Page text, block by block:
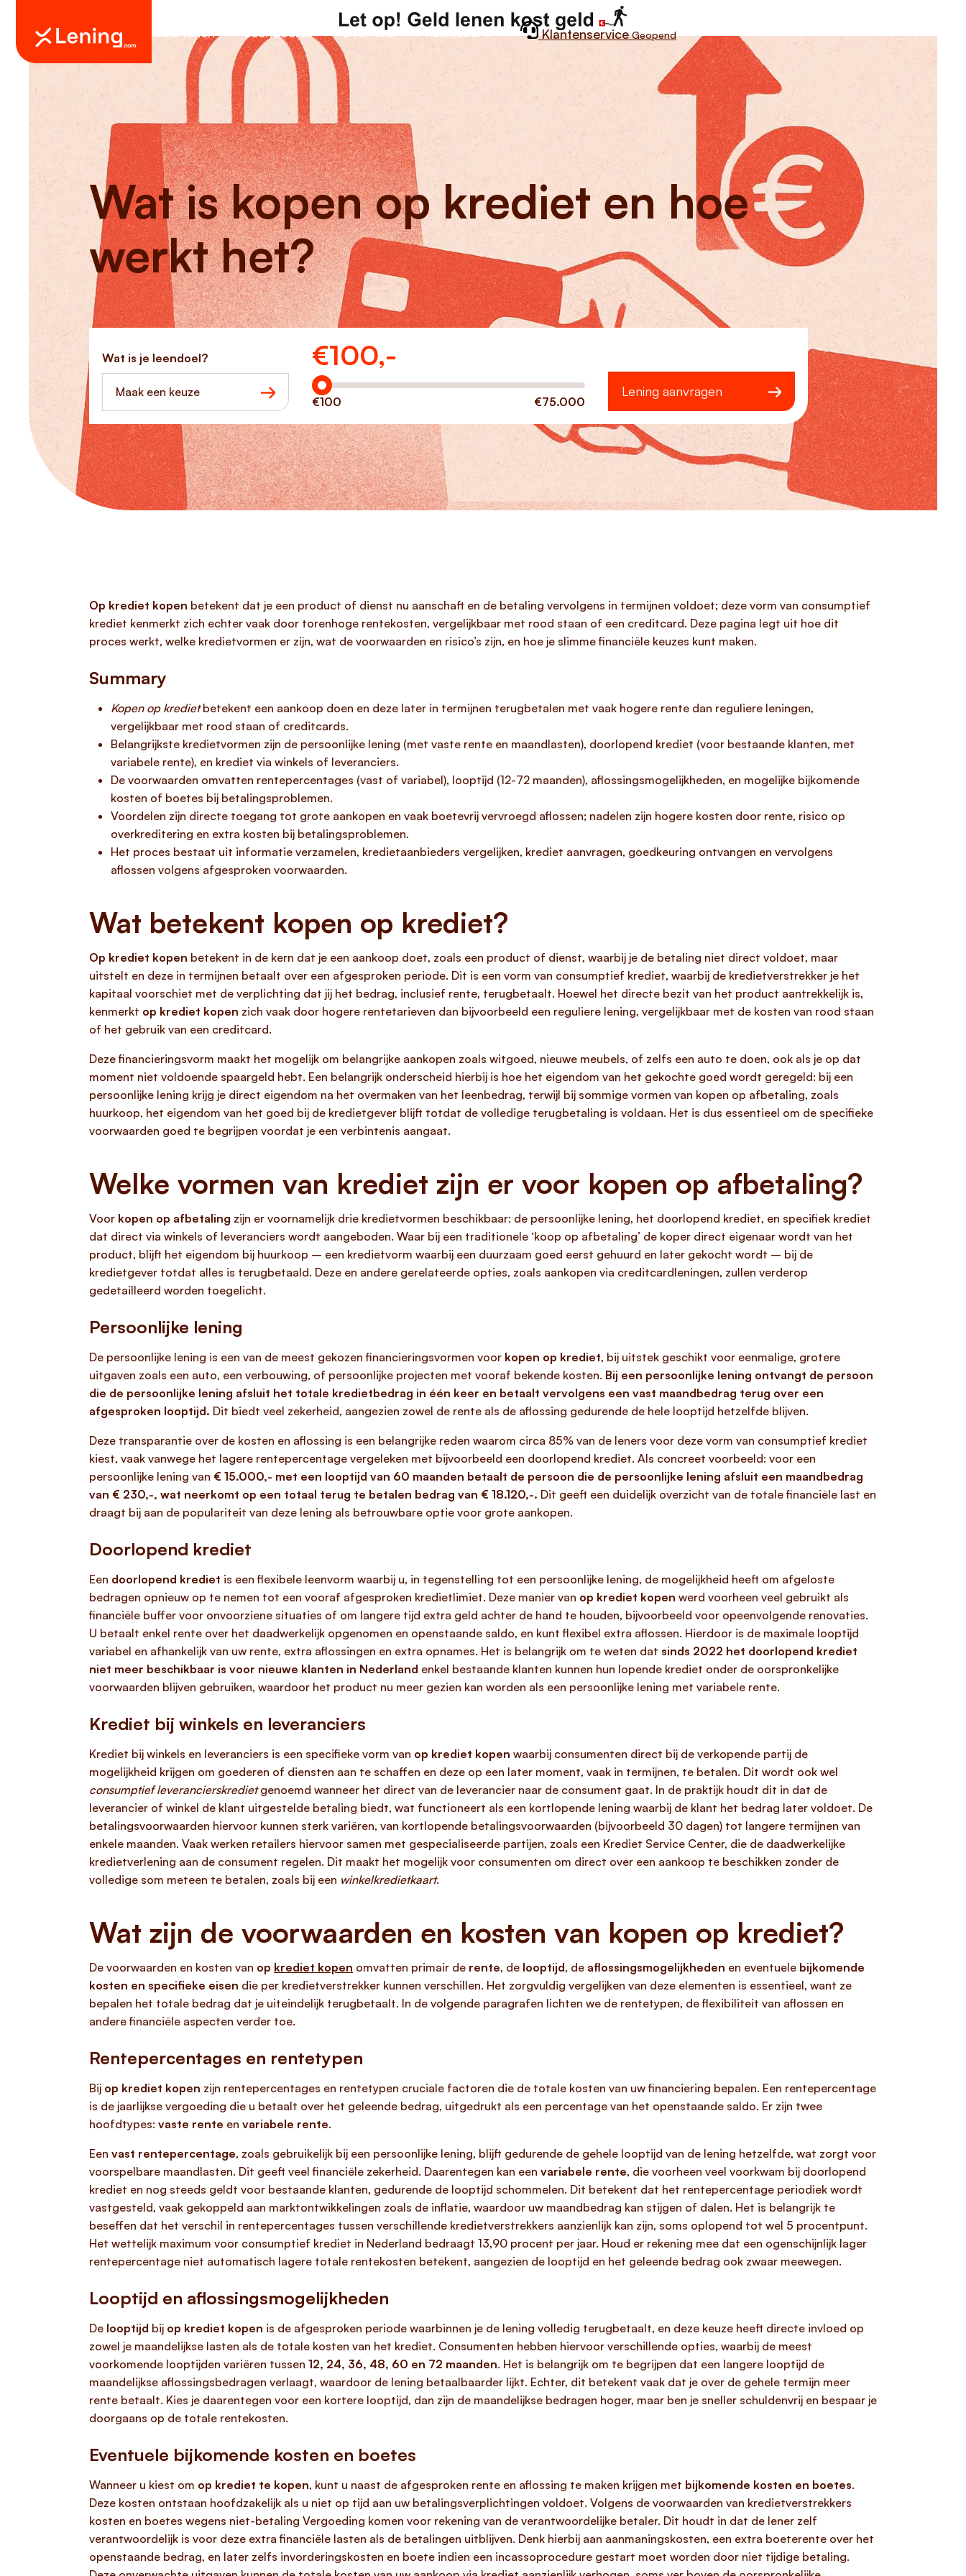
Geld lenen Leendoelen Over ons Kennisbank Klantenservice Geopend
Wat is kopen op krediet en hoe
werkt het?
Wat is je leendoel?
Maak een keuze
€100,-
Hoeveel wilt u lenen?
€100 €75.000
Lening aanvragen
Op krediet kopen betekent dat je een product of dienst nu aanschaft en de betaling vervolgens in termijnen voldoet; deze vorm van consumptief
krediet kenmerkt zich echter vaak door torenhoge rentekosten, vergelijkbaar met rood staan of een creditcard. Deze pagina legt uit hoe dit
proces werkt, welke kredietvormen er zijn, wat de voorwaarden en risico’s zijn, en hoe je slimme financiële keuzes kunt maken.
Summary
Kopen op kredietbetekent een aankoop doen en deze later in termijnen terugbetalen met vaak hogere rente dan reguliere leningen,
vergelijkbaar met rood staan of creditcards.
Belangrijkste kredietvormen zijn de persoonlijke lening (met vaste rente en maandlasten), doorlopend krediet (voor bestaande klanten, met
variabele rente), en krediet via winkels of leveranciers.
De voorwaarden omvatten rentepercentages (vast of variabel), looptijd (12-72 maanden), aflossingsmogelijkheden, en mogelijke bijkomende
kosten of boetes bij betalingsproblemen.
Voordelen zijn directe toegang tot grote aankopen en vaak boetevrij vervroegd aflossen; nadelen zijn hogere kosten door rente, risico op
overkreditering en extra kosten bij betalingsproblemen.
Het proces bestaat uit informatie verzamelen, kredietaanbieders vergelijken, krediet aanvragen, goedkeuring ontvangen en vervolgens
aflossen volgens afgesproken voorwaarden.
Wat betekent kopen op krediet?
Op krediet kopen betekent in de kern dat je een aankoop doet, zoals een product of dienst, waarbij je de betaling niet direct voldoet, maar
uitstelt en deze in termijnen betaalt over een afgesproken periode. Dit is een vorm van consumptief krediet, waarbij de kredietverstrekker je het
kapitaal voorschiet met de verplichting dat jij het bedrag, inclusief rente, terugbetaalt. Hoewel het directe bezit van het product aantrekkelijk is,
kenmerkt op krediet kopen zich vaak door hogere rentetarieven dan bijvoorbeeld een reguliere lening, vergelijkbaar met de kosten van rood staan
of het gebruik van een creditcard.
Deze financieringsvorm maakt het mogelijk om belangrijke aankopen zoals witgoed, nieuwe meubels, of zelfs een auto te doen, ook als je op dat
moment niet voldoende spaargeld hebt. Een belangrijk onderscheid hierbij is hoe het eigendom van het gekochte goed wordt geregeld: bij een
persoonlijke lening krijg je direct eigendom na het overmaken van het leenbedrag, terwijl bij sommige vormen van kopen op afbetaling, zoals
huurkoop, het eigendom van het goed bij de kredietgever blijft totdat de volledige terugbetaling is voldaan. Het is dus essentieel om de specifieke
voorwaarden goed te begrijpen voordat je een verbintenis aangaat.
Welke vormen van krediet zijn er voor kopen op afbetaling?
Voor kopen op afbetaling zijn er voornamelijk drie kredietvormen beschikbaar: de persoonlijke lening, het doorlopend krediet, en specifiek krediet
dat direct via winkels of leveranciers wordt aangeboden. Waar bij een traditionele ‘koop op afbetaling’ de koper direct eigenaar wordt van het
product, blijft het eigendom bij huurkoop – een kredietvorm waarbij een duurzaam goed eerst gehuurd en later gekocht wordt – bij de
kredietgever totdat alles is terugbetaald. Deze en andere gerelateerde opties, zoals aankopen via creditcardleningen, zullen verderop
gedetailleerd worden toegelicht.
Persoonlijke lening
De persoonlijke lening is een van de meest gekozen financieringsvormen voor kopen op krediet, bij uitstek geschikt voor eenmalige, grotere
uitgaven zoals een auto, een verbouwing, of persoonlijke projecten met vooraf bekende kosten. Bij een persoonlijke lening ontvangt de persoon
die de persoonlijke lening afsluit het totale kredietbedrag in één keer en betaalt vervolgens een vast maandbedrag terug over een
afgesproken looptijd. Dit biedt veel zekerheid, aangezien zowel de rente als de aflossing gedurende de hele looptijd hetzelfde blijven.
Deze transparantie over de kosten en aflossing is een belangrijke reden waarom circa 85% van de leners voor deze vorm van consumptief krediet
kiest, vaak vanwege het lagere rentepercentage vergeleken met bijvoorbeeld een doorlopend krediet. Als concreet voorbeeld: voor een
persoonlijke lening van € 15.000,- met een looptijd van 60 maanden betaalt de persoon die de persoonlijke lening afsluit een maandbedrag
van € 230,-, wat neerkomt op een totaal terug te betalen bedrag van € 18.120,-. Dit geeft een duidelijk overzicht van de totale financiële last en
draagt bij aan de populariteit van deze lening als betrouwbare optie voor grote aankopen.
Doorlopend krediet
Een doorlopend krediet is een flexibele leenvorm waarbij u, in tegenstelling tot een persoonlijke lening, de mogelijkheid heeft om afgeloste
bedragen opnieuw op te nemen tot een vooraf afgesproken kredietlimiet. Deze manier van op krediet kopen werd voorheen veel gebruikt als
financiële buffer voor onvoorziene situaties of om langere tijd extra geld achter de hand te houden, bijvoorbeeld voor opeenvolgende renovaties.
U betaalt enkel rente over het daadwerkelijk opgenomen en openstaande saldo, en kunt flexibel extra aflossen. Hierdoor is de maximale looptijd
variabel en afhankelijk van uw rente, extra aflossingen en extra opnames. Het is belangrijk om te weten dat sinds 2022 het doorlopend krediet
niet meer beschikbaar is voor nieuwe klanten in Nederland enkel bestaande klanten kunnen hun lopende krediet onder de oorspronkelijke
voorwaarden blijven gebruiken, waardoor het product nu meer gezien kan worden als een persoonlijke lening met variabele rente.
Krediet bij winkels en leveranciers
Krediet bij winkels en leveranciers is een specifieke vorm van op krediet kopen waarbij consumenten direct bij de verkopende partij de
mogelijkheid krijgen om goederen of diensten aan te schaffen en deze op een later moment, vaak in termijnen, te betalen. Dit wordt ook wel
consumptief leverancierskredietgenoemd wanneer het direct van de leverancier naar de consument gaat. In de praktijk houdt dit in dat de
leverancier of winkel de klant uitgestelde betaling biedt, wat functioneert als een kortlopende lening waarbij de klant het bedrag later voldoet. De
betalingsvoorwaarden hiervoor kunnen sterk variëren, van kortlopende betalingsvoorwaarden (bijvoorbeeld 30 dagen) tot langere termijnen van
enkele maanden. Vaak werken retailers hiervoor samen met gespecialiseerde partijen, zoals een Krediet Service Center, die de daadwerkelijke
kredietverlening aan de consument regelen. Dit maakt het mogelijk voor consumenten om direct over een aankoop te beschikken zonder de
volledige som meteen te betalen, zoals bij een winkelkredietkaart.
Wat zijn de voorwaarden en kosten van kopen op krediet?
De voorwaarden en kosten van op krediet kopen omvatten primair de rente, de looptijd, de aflossingsmogelijkheden en eventuele bijkomende
kosten en specifieke eisen die per kredietverstrekker kunnen verschillen. Het zorgvuldig vergelijken van deze elementen is essentieel, want ze
bepalen het totale bedrag dat je uiteindelijk terugbetaalt. In de volgende paragrafen lichten we de rentetypen, de flexibiliteit van aflossen en
andere financiële aspecten verder toe.
Rentepercentages en rentetypen
Bij op krediet kopen zijn rentepercentages en rentetypen cruciale factoren die de totale kosten van uw financiering bepalen. Een rentepercentage
is de jaarlijkse vergoeding die u betaalt over het geleende bedrag, uitgedrukt als een percentage van het openstaande saldo. Er zijn twee
hoofdtypes: vaste rente en variabele rente.
Een vast rentepercentage, zoals gebruikelijk bij een persoonlijke lening, blijft gedurende de gehele looptijd van de lening hetzelfde, wat zorgt voor
voorspelbare maandlasten. Dit geeft veel financiële zekerheid. Daarentegen kan een variabele rente, die voorheen veel voorkwam bij doorlopend
krediet en nog steeds geldt voor bestaande klanten, gedurende de looptijd schommelen. Dit betekent dat het rentepercentage periodiek wordt
vastgesteld, vaak gekoppeld aan marktontwikkelingen zoals de inflatie, waardoor uw maandbedrag kan stijgen of dalen. Het is belangrijk te
beseffen dat het verschil in rentepercentages tussen verschillende kredietverstrekkers aanzienlijk kan zijn, soms oplopend tot wel 5 procentpunt.
Het wettelijk maximum voor consumptief krediet in Nederland bedraagt 13,90 procent per jaar. Houd er rekening mee dat een ogenschijnlijk lager
rentepercentage niet automatisch lagere totale rentekosten betekent, aangezien de looptijd en het geleende bedrag ook zwaar meewegen.
Looptijd en aflossingsmogelijkheden
De looptijd bij op krediet kopen is de afgesproken periode waarbinnen je de lening volledig terugbetaalt, en deze keuze heeft directe invloed op
zowel je maandelijkse lasten als de totale kosten van het krediet. Consumenten hebben hiervoor verschillende opties, waarbij de meest
voorkomende looptijden variëren tussen 12, 24, 36, 48, 60 en 72 maanden. Het is belangrijk om te begrijpen dat een langere looptijd de
maandelijkse aflossingsbedragen verlaagt, waardoor de lening betaalbaarder lijkt. Echter, dit betekent vaak dat je over de gehele termijn meer
rente betaalt. Kies je daarentegen voor een kortere looptijd, dan zijn de maandelijkse bedragen hoger, maar ben je sneller schuldenvrij en bespaar je
doorgaans op de totale rentekosten.
Eventuele bijkomende kosten en boetes
Wanneer u kiest om op krediet te kopen, kunt u naast de afgesproken rente en aflossing te maken krijgen met bijkomende kosten en boetes.
Deze kosten ontstaan hoofdzakelijk als u niet op tijd aan uw betalingsverplichtingen voldoet. Volgens de voorwaarden van kredietverstrekkers
kosten en boetes wegens niet-betaling Vergoeding komen voor rekening van de verantwoordelijke betaler. Dit houdt in dat de lener zelf
verantwoordelijk is voor deze extra financiële lasten als de betalingen uitblijven. Denk hierbij aan aanmaningskosten, een extra boeterente over het
openstaande bedrag, en later zelfs invorderingskosten en boete indien een incassoprocedure gestart moet worden door niet tijdige betaling.